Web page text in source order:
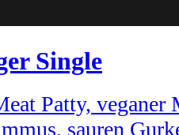
Single
Patty, veganer
sauren